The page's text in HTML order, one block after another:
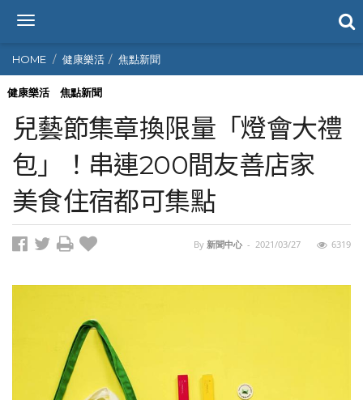
T
g
g
l
n
a
v
i
g
a
t
HOME 健康樂活 焦點新聞
健康樂活 焦點新聞
兒藝節集章換限量「燈會大禮
包」！串連200間友善店家
美食住宿都可集點
By 新聞中心 - 2021/03/27 6319